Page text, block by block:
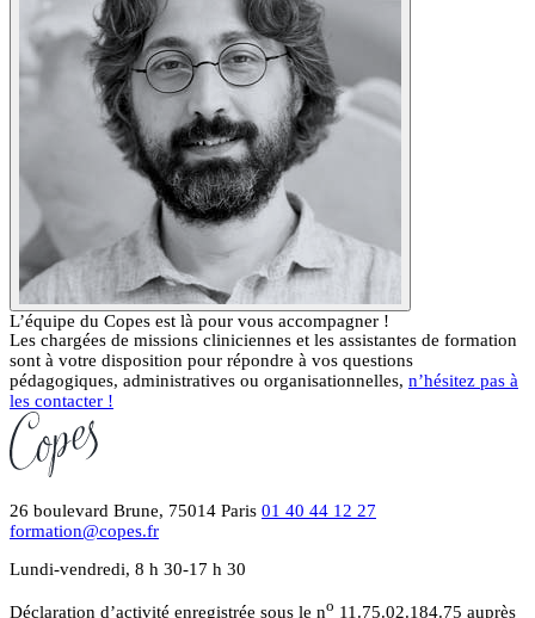
L’équipe du Copes est là pour vous accompagner !
Les chargées de missions cliniciennes et les assistantes de formation
sont à votre disposition pour répondre à vos questions
pédagogiques, administratives ou organisationnelles, n’hésitez pas à
les contacter !
26 boulevard Brune, 75014 Paris 01 40 44 12 27
formation@copes.fr
Lundi-vendredi, 8 h 30-17 h 30
Déclaration d’activité enregistrée sous le no 11.75.02.184.75 auprès